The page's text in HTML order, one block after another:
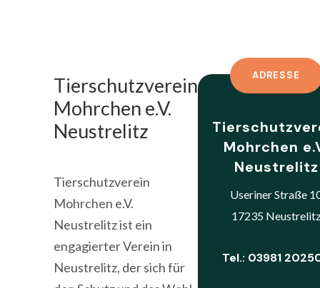
Tierschutzverein
Mohrchen e.V.
Neustrelitz
Tierschutzverein
Mohrchen e.V.
Neustrelitz ist ein
engagierter Verein in
Neustrelitz, der sich für
ADRESSE
Mohrchen
Neustrelitz
Useriner Straße
17235
Tel.: 03981